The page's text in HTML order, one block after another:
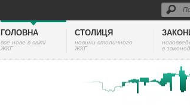
ГОЛОВНА
все нове в світі
ЖКГ
СТОЛИЦЯ
новини столичного
ЖКГ
в